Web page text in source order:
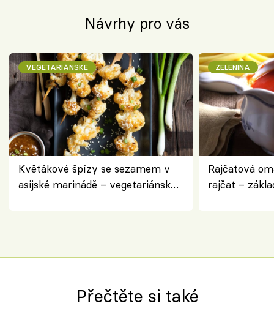
Návrhy pro vás
VEGETARIÁNSKÉ
Květákové špízy se sezamem v
asijské marinádě – vegetariánská
ZELENINA
Rajčatová
rajčat –
Přečtěte si také